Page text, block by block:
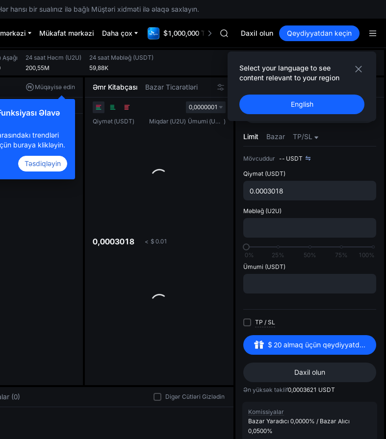
bir sualınız ilə bağlı Müştəri xidməti ilə əlaqə saxlayın.
Mükafat mərkəzi Daha çox $1,000,000 TradFi GalaSPCX
UNITREE
Unitree Future Now Live
SPCX
CASHCAT
HFT
Unitree Future Now Live
Daxil olun Qeydiyyatdan keçin
Select your language to see
content relevant to your region
English
24 saat Həcm (U2U)
200,55M
24 saat Məbləğ (USDT)
59,88K
Müqayisə edin
Əlavə
trendləri
buraya klikləyin.
Təsdiqləyin
Əmr Kitabçası Bazar Ticarətləri
0,0000001
Qiymət (USDT) Miqdar (U2U) Ümumi ( USDT )
0,0003018 < $ 0.01
Alın Satın
Limit Bazar TP/SL
Mövcuddur -- USDT
Qiymət (USDT)
Məbləğ (U2U)
0% 25% 50% 75%
100%
Ümumi (USDT)
TP / SL
$ 20almaq üçün qeydiyyatdan
Daxil olun
Ən yüksək təklif0,0003621 USDT
Komissiyalar
Bazar Yaradıcı 0,0000% / Bazar Alıcı
0,0500%
(0) Digər Cütləri Gizlədin